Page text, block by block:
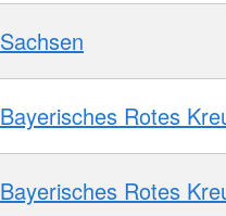
Sachsen
Bayerisches Rotes
Bayerisches Rotes